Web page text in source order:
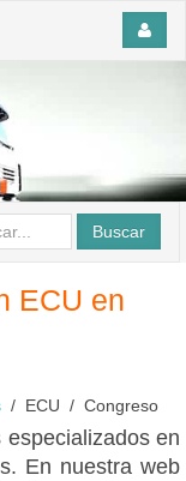
Buscar
ECU en
ECU Congreso
en
En nuestra web